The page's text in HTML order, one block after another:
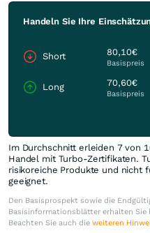
Handeln Sie Ihre
Short 80,10€
Basispreis
Long 70,60€
Basispreis
Im Durchschnitt erleiden 7 von
Handel mit Turbo-Zertifikaten.
risikoreiche Produkte und nicht
geeignet.
Den Basisprospekt sowie die
Basisinformationsblätter erhalten Sie
Beachten Sie auch die weiteren